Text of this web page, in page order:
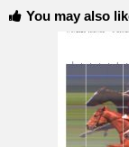
You may also